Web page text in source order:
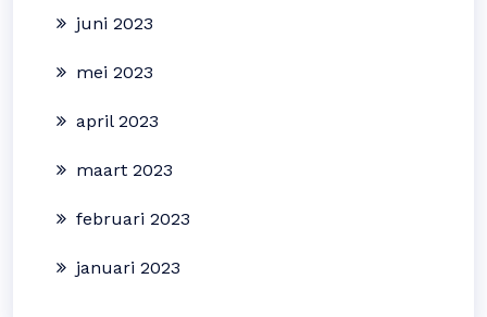
juni 2023
mei 2023
april 2023
maart 2023
februari 2023
januari 2023